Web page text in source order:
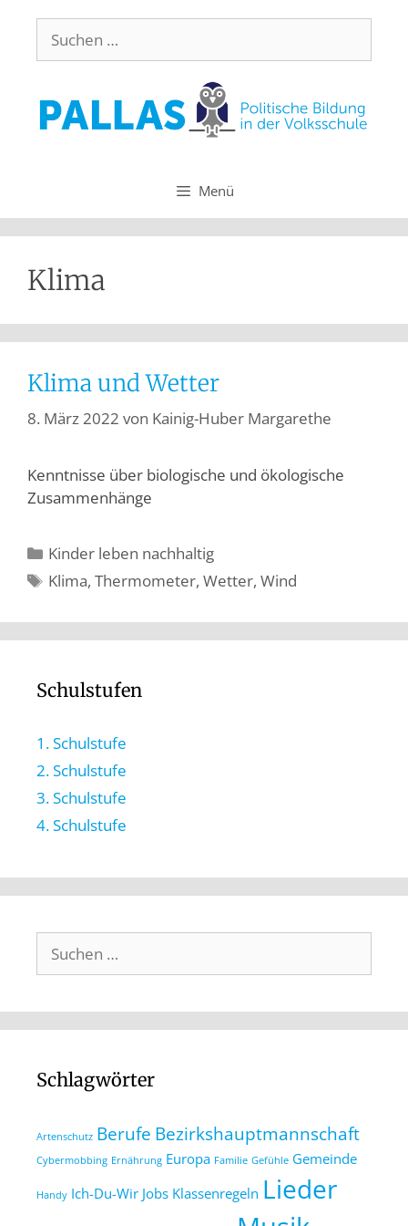
Menü
Klima
Klima und Wetter
8. März 2022 von Kainig-Huber Margarethe
Kenntnisse über biologische und ökologische
Zusammenhänge
Kinder leben nachhaltig
Klima,Thermometer,Wetter,Wind
Schulstufen
1. Schulstufe
2. Schulstufe
3. Schulstufe
4. Schulstufe
Schlagwörter
Artenschutz Berufe Bezirkshauptmannschaft
Cybermobbing Ernährung Europa Familie Gefühle Gemeinde
Handy Ich-Du-Wir Jobs Klassenregeln Lieder